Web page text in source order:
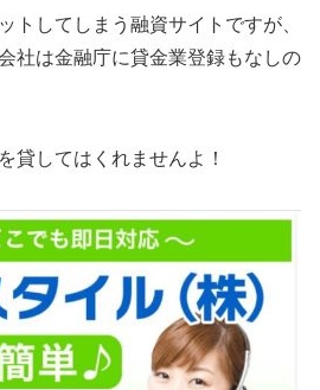
トしてしまう融資サイトですが、
社は金融庁に貸金業登録もなしの
貸してはくれませんよ！